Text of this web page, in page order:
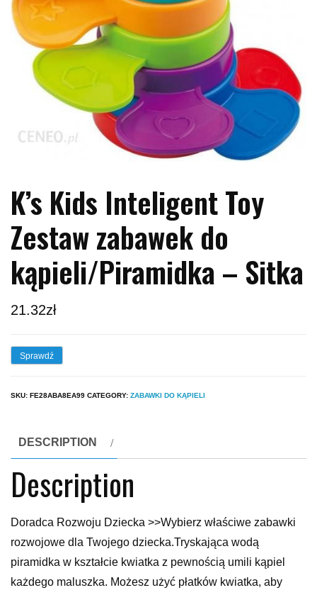
K’s Kids Inteligent Toy
Zestaw zabawek do
kąpieli/Piramidka – Sitka
21.32zł
Sprawdź
SKU: FE28ABA8EA99 CATEGORY: ZABAWKI DO KĄPIELI
DESCRIPTION
Description
Doradca Rozwoju Dziecka >>Wybierz właściwe zabawki
rozwojowe dla Twojego dziecka.Tryskająca wodą
piramidka w kształcie kwiatka z pewnością umili kąpiel
każdego maluszka. Możesz użyć płatków kwiatka, aby